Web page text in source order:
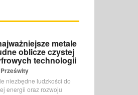
metale
oblicze czystej
technologii
niezbędne ludzkości do
energii oraz rozwoju